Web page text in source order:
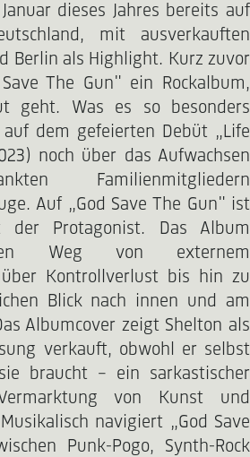
dieses Jahres bereits auf
mit ausverkauften
Berlin als Highlight. Kurz zuvor
The Gun" ein Rockalbum,
geht. Was es so besonders
dem gefeierten Debüt „Life
noch über das Aufwachsen
Familienmitgliedern
Auf „God Save The Gun" ist
Protagonist. Das Album
Weg von externem
über Kontrollverlust bis hin zu
Blick nach innen und am
Albumcover zeigt Shelton als
verkauft, obwohl er selbst
braucht – ein sarkastischer
von Kunst und
navigiert „God Save
Punk-Pogo, Synth-Rock